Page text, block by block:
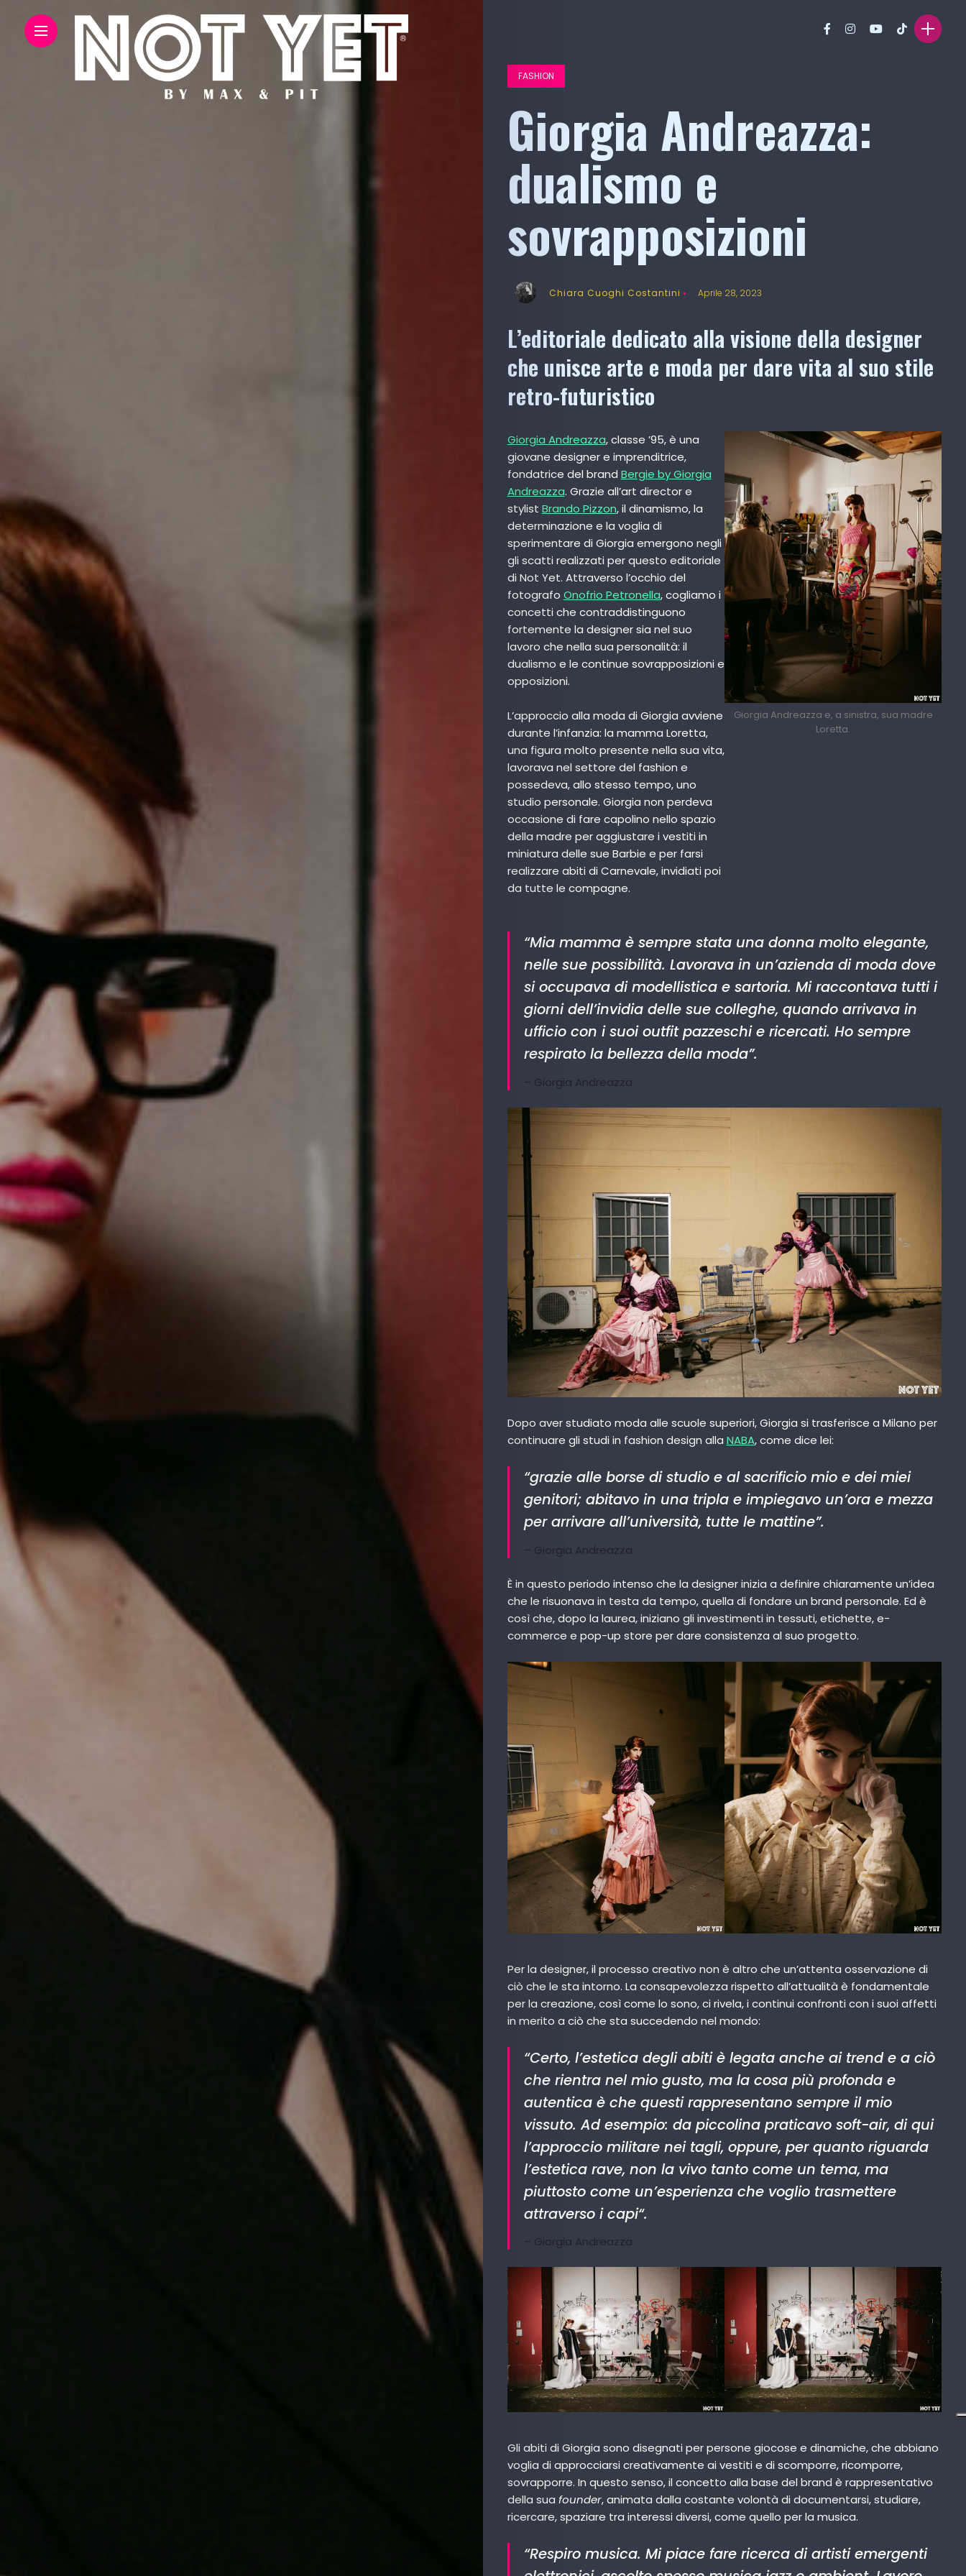
Cinema
Fashion
Lifestyle
Music
Columns
About
Us
Contact
Us
Get
Scouted
Shop
Lingue
Search
FASHION
Giorgia Andreazza:
dualismo e
sovrapposizioni
Chiara Cuoghi Costantini Aprile 28, 2023
L’editoriale dedicato alla visione della designer
che unisce arte e moda per dare vita al suo stile
retro-futuristico
Giorgia Andreazza, classe ’95, è una
giovane designer e imprenditrice,
fondatrice del brand Bergie by Giorgia
Andreazza. Grazie all’art director e
stylist Brando Pizzon, il dinamismo, la
determinazione e la voglia di
sperimentare di Giorgia emergono negli
gli scatti realizzati per questo editoriale
di Not Yet. Attraverso l’occhio del
fotografo Onofrio Petronella, cogliamo i
concetti che contraddistinguono
fortemente la designer sia nel suo
lavoro che nella sua personalità: il
dualismo e le continue sovrapposizioni e
opposizioni.
L’approccio alla moda di Giorgia avviene
durante l’infanzia: la mamma Loretta,
una figura molto presente nella sua vita,
lavorava nel settore del fashion e
possedeva, allo stesso tempo, uno
studio personale. Giorgia non perdeva
occasione di fare capolino nello spazio
della madre per aggiustare i vestiti in
miniatura delle sue Barbie e per farsi
realizzare abiti di Carnevale, invidiati poi
da tutte le compagne.
Giorgia Andreazza e, a sinistra, sua madre
Loretta.
“Mia mamma è sempre stata una donna molto elegante,
nelle sue possibilità. Lavorava in un’azienda di moda dove
si occupava di modellistica e sartoria. Mi raccontava tutti i
giorni dell’invidia delle sue colleghe, quando arrivava in
ufficio con i suoi outfit pazzeschi e ricercati. Ho sempre
respirato la bellezza della moda”.
– Giorgia Andreazza
Dopo aver studiato moda alle scuole superiori, Giorgia si trasferisce a Milano per
continuare gli studi in fashion design alla NABA, come dice lei:
“grazie alle borse di studio e al sacrificio mio e dei miei
genitori; abitavo in una tripla e impiegavo un’ora e mezza
per arrivare all’università, tutte le mattine”.
– Giorgia Andreazza
È in questo periodo intenso che la designer inizia a definire chiaramente un’idea
che le risuonava in testa da tempo, quella di fondare un brand personale. Ed è
così che, dopo la laurea, iniziano gli investimenti in tessuti, etichette, e-
commerce e pop-up store per dare consistenza al suo progetto.
Per la designer, il processo creativo non è altro che un’attenta osservazione di
ciò che le sta intorno. La consapevolezza rispetto all’attualità è fondamentale
per la creazione, così come lo sono, ci rivela, i continui confronti con i suoi affetti
in merito a ciò che sta succedendo nel mondo:
“Certo, l’estetica degli abiti è legata anche ai trend e a ciò
che rientra nel mio gusto, ma la cosa più profonda e
autentica è che questi rappresentano sempre il mio
vissuto. Ad esempio: da piccolina praticavo soft-air, di qui
l’approccio militare nei tagli, oppure, per quanto riguarda
l’estetica rave, non la vivo tanto come un tema, ma
piuttosto come un’esperienza che voglio trasmettere
attraverso i capi“.
– Giorgia Andreazza
Gli abiti di Giorgia sono disegnati per persone giocose e dinamiche, che abbiano
voglia di approcciarsi creativamente ai vestiti e di scomporre, ricomporre,
sovrapporre. In questo senso, il concetto alla base del brand è rappresentativo
della sua founder, animata dalla costante volontà di documentarsi, studiare,
ricercare, spaziare tra interessi diversi, come quello per la musica.
“Respiro musica. Mi piace fare ricerca di artisti emergenti